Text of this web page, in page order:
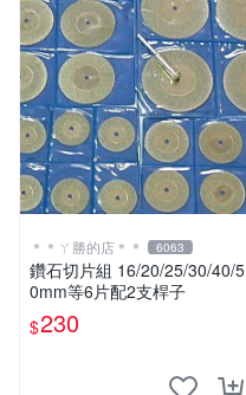
＊＊ㄚ勝的店＊＊ 6063
鑽石切片組 16/20/25/30/40/5
0mm等6片配2支桿子
$230